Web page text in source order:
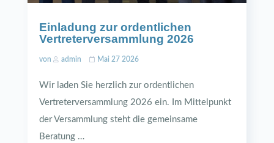
Einladung zur ordentlichen
Vertreterversammlung 2026
von admin Mai 27 2026
Wir laden Sie herzlich zur ordentlichen
Vertreterversammlung 2026 ein. Im Mittelpunkt
der Versammlung steht die gemeinsame
Beratung …